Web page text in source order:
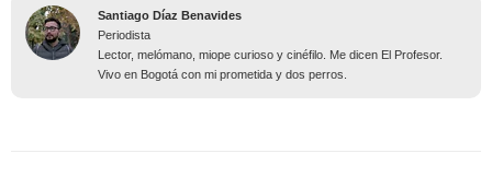
Santiago Díaz Benavides
Periodista
Lector, melómano, miope curioso y cinéfilo. Me dicen El Profesor.
Vivo en Bogotá con mi prometida y dos perros.